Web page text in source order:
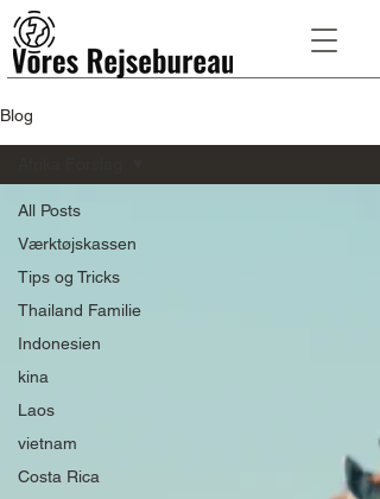
Blog
All Posts
Værktøjskassen
Tips og Tricks
Thailand Familie
Indonesien
kina
Laos
vietnam
Costa Rica